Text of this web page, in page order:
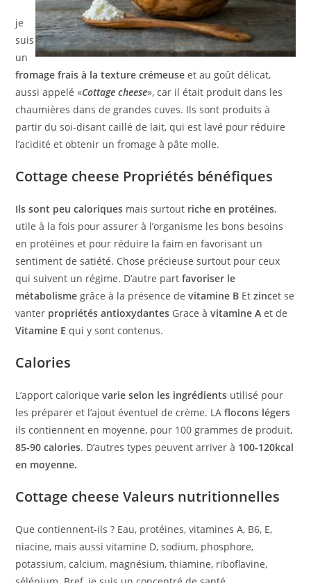
je
suis
un
fromage frais à la texture crémeuse et au goût délicat,
aussi appelé «Cottage cheese», car il était produit dans les
chaumières dans de grandes cuves. Ils sont produits à
partir du soi-disant caillé de lait, qui est lavé pour réduire
l’acidité et obtenir un fromage à pâte molle.
Cottage cheese Propriétés bénéfiques
Ils sont peu caloriques mais surtout riche en protéines,
utile à la fois pour assurer à l’organisme les bons besoins
en protéines et pour réduire la faim en favorisant un
sentiment de satiété. Chose précieuse surtout pour ceux
qui suivent un régime. D’autre partfavoriser le
métabolisme grâce à la présence devitamine B Etzincet se
vanter propriétés antioxydantes Grace àvitamine A et de
Vitamine E qui y sont contenus.
Calories
L’apport caloriquevarie selon les ingrédients utilisé pour
les préparer et l’ajout éventuel de crème. LAflocons légers
ils contiennent en moyenne, pour 100 grammes de produit,
85-90 calories. D’autres types peuvent arriver à 100-120kcal
en moyenne.
Cottage cheeseValeurs nutritionnelles
Que contiennent-ils ? Eau, protéines, vitamines A, B6, E,
niacine, mais aussi vitamine D, sodium, phosphore,
potassium, calcium, magnésium, thiamine, riboflavine,